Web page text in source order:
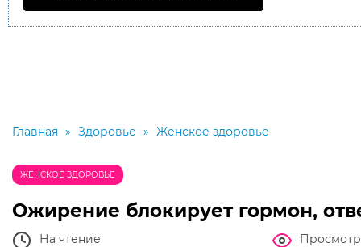
Главная » Здоровье » Женское здоровье
ЖЕНСКОЕ ЗДОРОВЬЕ
Ожирение блокирует гормон,
На чтение